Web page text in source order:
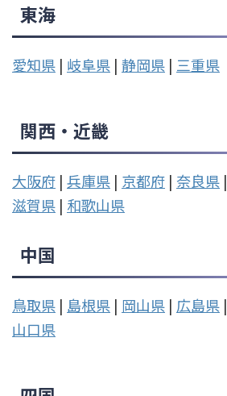
東海
愛知県 | 岐阜県 | 静岡県 | 三重県
関西・近畿
大阪府 | 兵庫県 | 京都府 | 奈良県 |
滋賀県 | 和歌山県
中国
鳥取県 | 島根県 | 岡山県 | 広島県 |
山口県